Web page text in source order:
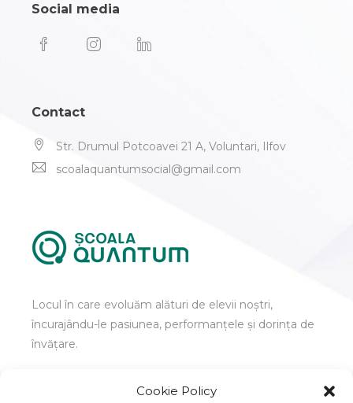
Cookie Policy
Locul în care evoluăm alături de elevii noștri,
încurajându-le pasiunea, performanțele și dorința de
învățare.
Contact
Str. Drumul Potcoavei 21 A, Voluntari, Ilfov
scoalaquantumsocial@gmail.com
Social media